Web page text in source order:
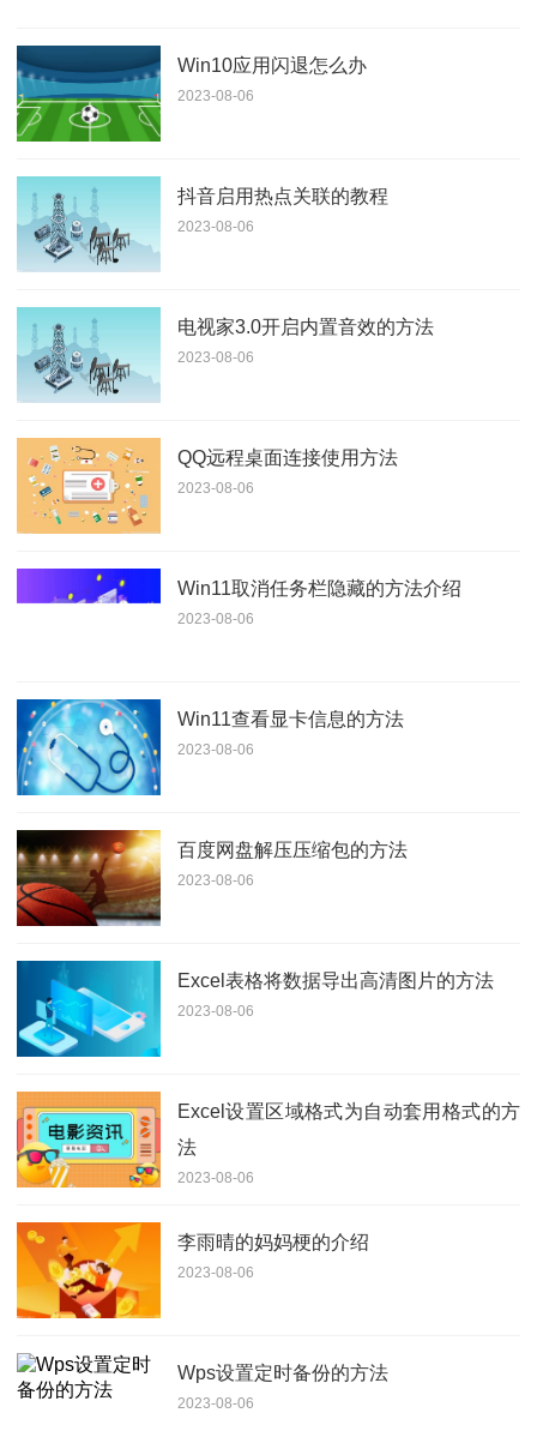
Win10应用闪退怎么办
2023-08-06
抖音启用热点关联的教程
2023-08-06
电视家3.0开启内置音效的方法
2023-08-06
QQ远程桌面连接使用方法
2023-08-06
Win11取消任务栏隐藏的方法介绍
2023-08-06
Win11查看显卡信息的方法
2023-08-06
百度网盘解压压缩包的方法
2023-08-06
Excel表格将数据导出高清图片的方法
2023-08-06
Excel设置区域格式为自动套用格式的方
法
2023-08-06
李雨晴的妈妈梗的介绍
2023-08-06
Wps设置定时备份的方法
2023-08-06